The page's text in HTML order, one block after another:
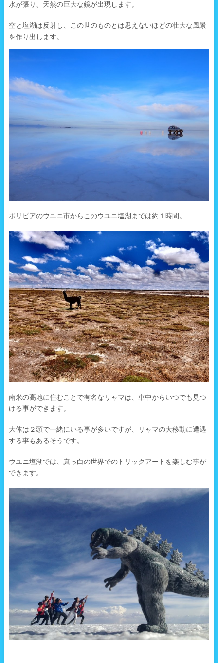
水が張り、天然の巨大な鏡が出現します。
空と塩湖は反射し、この世のものとは思えないほどの壮大な風景
を作り出します。
ボリビアのウユニ市からこのウユニ塩湖までは約１時間。
南米の高地に住むことで有名なリャマは、車中からいつでも見つ
ける事ができます。
大体は２頭で一緒にいる事が多いですが、リャマの大移動に遭遇
する事もあるそうです。
ウユニ塩湖では、真っ白の世界でのトリックアートを楽しむ事が
できます。